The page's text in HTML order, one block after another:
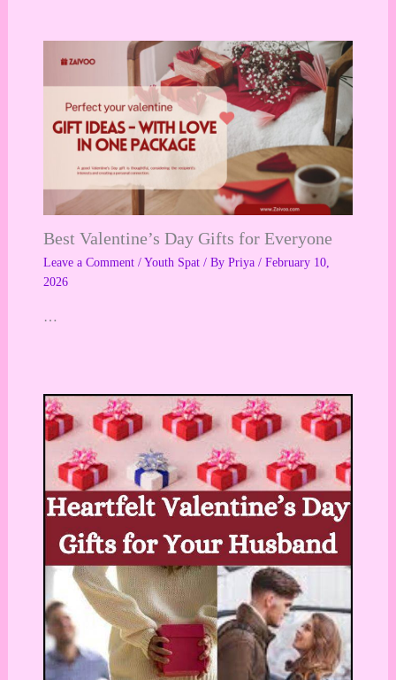
Best Valentine’s Day Gifts for Everyone
Leave a Comment / Youth Spat/ By Priya / February 10,
2026
…